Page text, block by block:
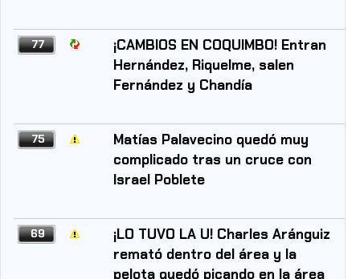
77
¡CAMBIOS EN COQUIMBO! Entran
Hernández, Riquelme, salen
Fernández y Chandía
75
Matías Palavecino quedó muy
complicado tras un cruce con
Israel Poblete
69
¡LO TUVO LA U! Charles Aránguiz
remató dentro del área y la
pelota quedó picando en la área